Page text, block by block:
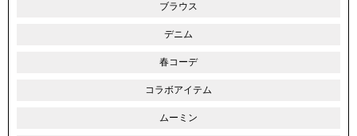
ブラウス
デニム
春コーデ
コラボアイテム
ムーミン